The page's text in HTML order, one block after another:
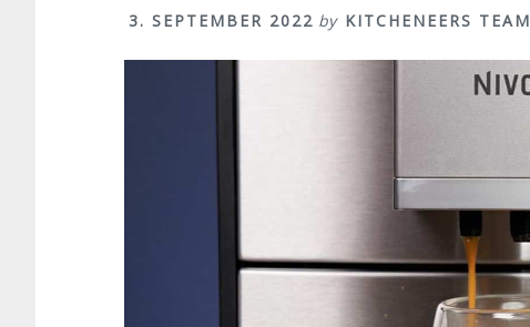
3. SEPTEMBER 2022 by KITCHENEERS TEAM